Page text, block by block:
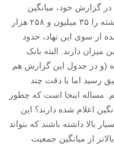
گزارش خود، میانگین
درآمد سالانه خانواده‌های ایرانی در سال گذشته را ۳۵ میلیون و ۲۵۸ هزار
از سوی این نهاد، حدود
میزان دارند. البته بانک
(و در جدول این گزارش هم
رسید اما با دقت چند
۶۷ درصد می‌رسیم. مساله اینجا است که چطور
اعلام شده دارند؟ این
بالا داشته باشند که بتواند
جامعه را بیش از ۱۷درصد بالاتر از میانگین جمعیت